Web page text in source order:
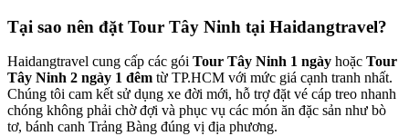
Tại sao nên đặt Tour Tây Ninh tại Haidangtravel?
Haidangtravel cung cấp các gói Tour Tây Ninh 1 ngày hoặc Tour
Tây Ninh 2 ngày 1 đêm từ TP.HCM với mức giá cạnh tranh nhất.
Chúng tôi cam kết sử dụng xe đời mới, hỗ trợ đặt vé cáp treo nhanh
chóng không phải chờ đợi và phục vụ các món ăn đặc sản như bò
tơ, bánh canh Trảng Bàng đúng vị địa phương.